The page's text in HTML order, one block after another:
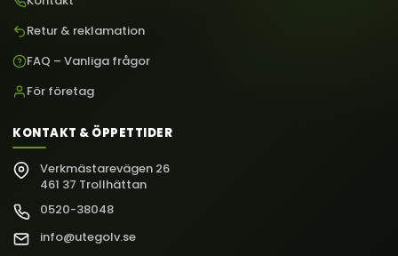
Retur & reklamation
FAQ – Vanliga frågor
För företag
KONTAKT & ÖPPETTIDER
Verkmästarevägen 26
461 37 Trollhättan
0520-38048
info@utegolv.se